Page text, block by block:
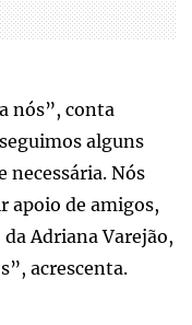
nós”, conta
alguns
necessária. Nós
apoio de amigos,
Adriana Varejão,
acrescenta.